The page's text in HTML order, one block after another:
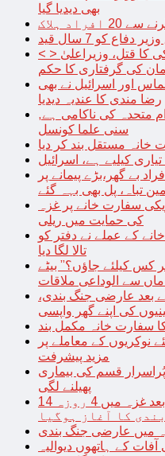
بھی دیدیا گیا
افراد ہلاک
دفاع کو 7 سال قید
< > کوہستان میں جرگے کے حکم پر لڑکی کا قتل، وزیراعلیٰ
کی گرفتاری کا حکم
اور اسرائیل نے بھی
رضا مندی کا عندیہ دیدیا
متحدہ کی ناکامی ہے,
سنی علما کونسل
خانہ مستقل بند کر دیا
کیلیے ہے، اسرائیل
سیلاب سے7 لاکھ افراد بے گھر،بڑے پیمانے پر
تباہ، پل بھی بہہ گئے
سفارت خانے پر غزہ
کی حمایت میں ریلی
کے عملے نے دفتر کو
تالا لگا دیا
کس کیلئے جاؤں؟” بیٹے
سے الوداعی ملاقات
کے بعد عارضی جنگ بندی،
کی اپنے گھر واپسی
سفارت خانہ مکمل بند
نوکریوں کے معاملے پر
مزید پیشرفت
پُراسرار قسم کی بیماری
پھیلنے لگی
14 ہزار فلسطینیوں کی شہادت کے بعد غزہ میں 4 روزہ
کا آغاز ہوگیا
میں عارضی جنگ بندی
آفات کے ہاتھوں دیوالیہ